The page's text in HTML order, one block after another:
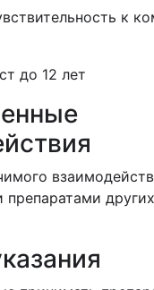
к
до 12 лет